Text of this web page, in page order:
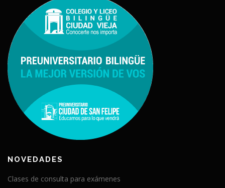
NOVEDADES
Clases de consulta para exámenes